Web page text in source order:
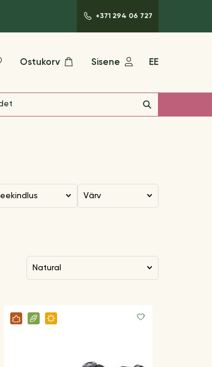
+371 294 06 727
Ostukorv Sisene EE
Veekindlus Värv
natural